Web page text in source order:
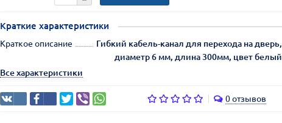
Краткие характеристики
Краткое описание
Гибкий кабель-канал для перехода на дверь,
диаметр 6 мм, длина 300мм, цвет белый
Все характеристики
0 отзывов